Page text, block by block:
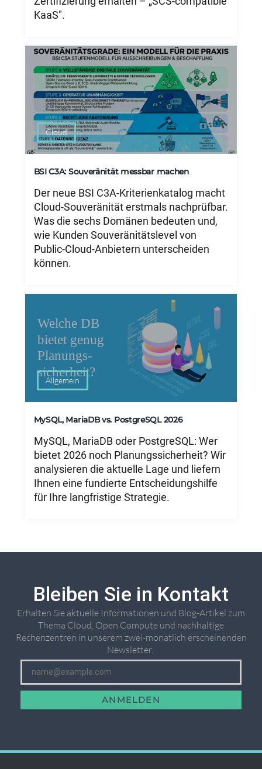
KaaS".
Cloud
BSI C3A: Souveränität messbar machen
Der neue BSI C3A-Kriterienkatalog macht
Cloud-Souveränität erstmals nachprüfbar.
Was die sechs Domänen bedeuten und,
wie Kunden Souveränitätslevel von
Public-Cloud-Anbietern unterscheiden
können.
Allgemein
MySQL, MariaDB vs. PostgreSQL 2026
MySQL, MariaDB oder PostgreSQL: Wer
bietet 2026 noch Planungssicherheit? Wir
analysieren die aktuelle Lage und liefern
Ihnen eine fundierte Entscheidungshilfe
für Ihre langfristige Strategie.
Bleiben Sie in Kontakt
Erhalten Sie aktuelle Informationen und Blog-Artikel zum
Thema Cloud, Open Compute und nachhaltige
Rechenzentren in unserem zwei-monatlich erscheinenden
Newsletter. ​
ANMELDEN